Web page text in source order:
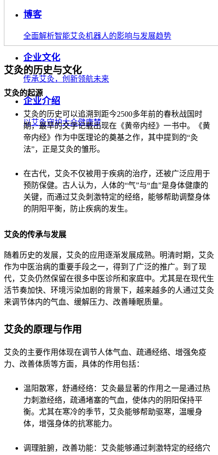
博客
全面解析智能艾灸机器人的影响与发展趋势
企业文化
传承艾灸，创新领航未来
企业介绍
以艾灸守护大众健康梦
艾灸的历史与文化
艾灸的起源
艾灸的历史可以追溯到距今2500多年前的春秋战国时
期，最早的文字记载出现在《黄帝内经》一书中。《黄
帝内经》作为中医理论的奠基之作，其中提到的“灸
法”，正是艾灸的雏形。
在古代，艾灸不仅被用于疾病的治疗，还被广泛应用于
预防保健。古人认为，人体的“气”与“血”是身体健康的
关键，而通过艾灸刺激特定的经络，能够帮助调整身体
的阴阳平衡，防止疾病的发生。
艾灸的传承与发展
随着历史的发展，艾灸的应用逐渐发展成熟。明清时期，艾灸
作为中医治病的重要手段之一，得到了广泛的推广。到了现
代，艾灸仍然保留在很多中医诊所和家庭中。尤其是在现代生
活节奏加快、环境污染加剧的背景下，越来越多的人通过艾灸
来调节体内的气血、缓解压力、改善睡眠质量。
艾灸的原理与作用
艾灸的主要作用体现在调节人体气血、疏通经络、增强免疫
力、改善体质等方面，具体的作用包括：
温阳散寒，舒通经络：艾灸最显著的作用之一是通过热
力刺激经络，疏通堵塞的气血，使体内的阴阳保持平
衡。尤其在寒冷的季节，艾灸能够帮助驱寒，温暖身
体，增强身体的抗寒能力。
调理脏腑，改善功能：艾灸能够通过刺激特定的经络穴